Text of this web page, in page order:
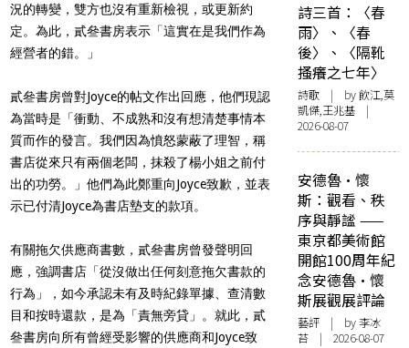
況的轉變，雙方也沒有重新檢視，或更新約
定。為此，貳叄書房表示「這實在是我們作為
經營者的錯。」
貳叄書房曾對Joyce的帖文作出回應，他們現認
為當時是「衝動、不成熟和沒有想清楚事情本
質而作的發言。我們因為憤怒蒙蔽了理智，稱
書店從來只有兩個老闆，抹殺了楊小姐之前付
出的功勞。」他們為此鄭重向Joyce致歉，並表
示已付清Joyce為書店墊支的款項。
有關拖欠供應商書數，貳叄書房曾發聲明回
應，強調書店「從沒做出仼何刻意拖欠書款的
行為」，如今承認未有及時紀錄單據、查清數
目和按時還款，是為「責無旁貸」。就此，貳
叄書房向所有曾經受影響的供應商和Joyce致
詩三首：〈春
雨〉、〈春
後〉、〈隔靴
搔癢之七年〉
詩歌 | by 飲江,莫
凱傑,王兆基 |
2026-08-07
安德魯·懷
斯：觀看、秩
序與靜謐 ——
東京都美術館
開館100周年紀
念安德魯·懷
斯展觀展評論
藝評 | by 李冰
苔 | 2026-08-07